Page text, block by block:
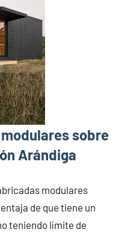
sobre
Arándiga
modulares
de que tiene un
teniendo límite de